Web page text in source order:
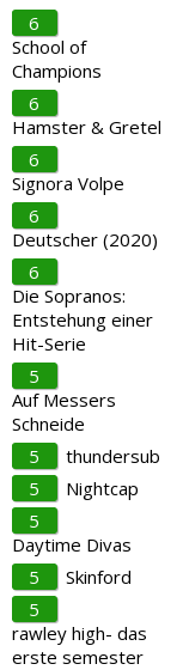
6
School of
Champions
6
Hamster & Gretel
6
Signora Volpe
6
Deutscher (2020)
6
Die Sopranos:
Entstehung einer
Hit-Serie
5
Auf Messers
Schneide
5
thundersub
5
Nightcap
5
Daytime Divas
5
Skinford
5
rawley high- das
erste semester